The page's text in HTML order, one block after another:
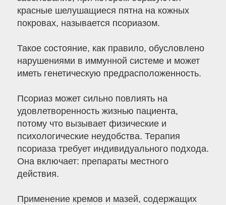
красные шелушащиеся пятна на кожных
покровах, называется псориазом.
Такое состояние, как правило, обусловлено
нарушениями в иммунной системе и может
иметь генетическую предрасположенность.
Псориаз может сильно повлиять на
удовлетворенность жизнью пациента,
потому что вызывает физические и
психологические неудобства. Терапия
псориаза требует индивидуального подхода.
Она включает: препараты местного
действия.
Применение кремов и мазей, содержащих